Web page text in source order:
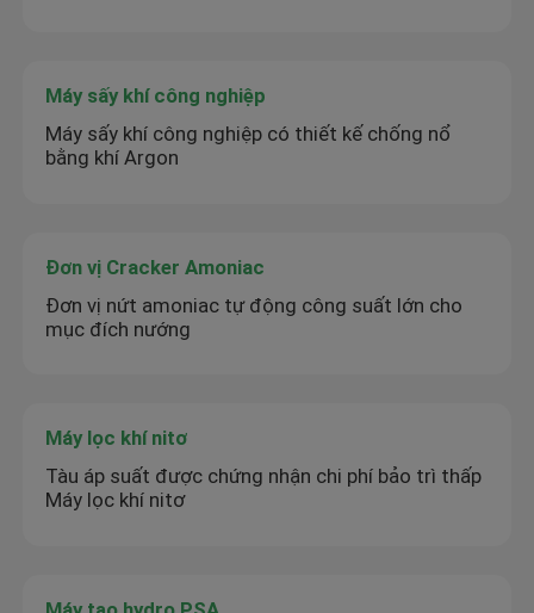
Máy sấy khí công nghiệp
Máy sấy khí công nghiệp có thiết kế chống nổ
bằng khí Argon
Đơn vị Cracker Amoniac
Đơn vị nứt amoniac tự động công suất lớn cho
mục đích nướng
Máy lọc khí nitơ
Tàu áp suất được chứng nhận chi phí bảo trì thấp
Máy lọc khí nitơ